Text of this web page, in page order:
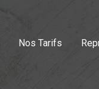
Nos Tarifs